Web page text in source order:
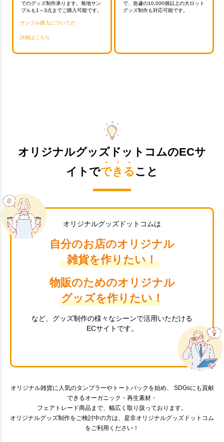
でのグッズ制作承ります。無地サン
プルも1～3点までご購入可能です。
サンプル購入についての
詳細はこちら
で、急遽の10,000個以上の大ロット
グッズ制作も対応可能です。
オリジナルグッズドットコムのECサ
イトでできる こと
オリジナルグッズドットコムは
自分のお店のオリジナル
雑貨を作りたい！
物販のためのオリジナル
グッズを作りたい！
など、グッズ制作の様々なシーンで活用いただける
ECサイトです。
オリジナル雑貨に人気のタンブラーやトートバックを始め、 SDGsにも貢献
できるオーガニック・再生素材・
フェアトレード商品まで、幅広く取り扱っております。
オリジナルグッズ制作をご検討中の方は、是非オリジナルグッズドットコム
をご利用ください！